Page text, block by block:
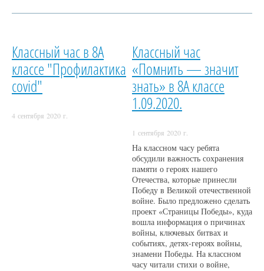
Классный час в 8А
классе "Профилактика
covid"
4 сентября 2020 г.
Классный час
«Помнить — значит
знать» в 8А классе
1.09.2020.
1 сентября 2020 г.
На классном часу ребята
обсудили важность сохранения
памяти о героях нашего
Отечества, которые принесли
Победу в Великой отечественной
войне. Было предложено сделать
проект «Страницы Победы», куда
вошла информация о причинах
войны, ключевых битвах и
событиях, детях-героях войны,
знамени Победы. На классном
часу читали стихи о войне,